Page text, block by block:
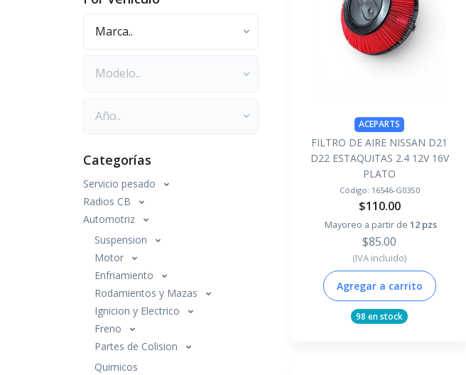
Categorías
Servicio pesado
Radios CB
Automotriz
Suspension
Motor
Enfriamiento
Rodamientos y Mazas
Ignicion y Electrico
Freno
Partes de Colision
Quimicos
ACEPARTS
FILTRO DE AIRE NISSAN D21
D22 ESTAQUITAS 2.4 12V 16V
PLATO
Código: 16546-G03S0
$110.00
Mayoreo a partir de12 pzs
$85.00
(IVA incluido)
Agregar a carrito
98 en stock